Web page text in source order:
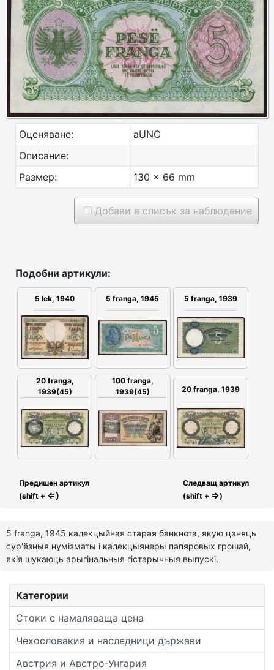
Категории
Стоки с намаляваща цена
Чехословакия и наследници държави
Австрия и Австро-Унгария
Оценяване:
aUNC
Описание:
Размер:
130 x 66 mm
Добави в списък за наблюдение
Подобни артикули:
5 lek, 1940 5 franga, 1945 5 franga, 1939
20 franga,
1939(45)
100 franga,
1939(45)
20 franga, 1939
Предишен артикул
(shift + ⇐)
Следващ артикул
(shift + ⇒)
5 franga, 1945 калекцыйная старая банкнота, якую цэняць
сур'ёзныя нумізматы і калекцыянеры папяровых грошай,
якія шукаюць арыгінальныя гістарычныя выпускі.